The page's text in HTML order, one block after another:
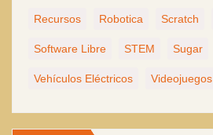
Recursos Robotica Scratch
Software Libre STEM Sugar
Vehículos Eléctricos Videojuegos